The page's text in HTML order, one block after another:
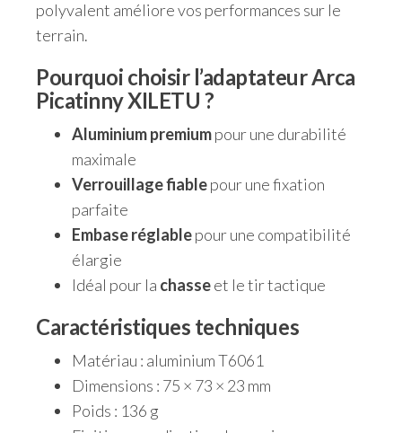
polyvalent améliore vos performances sur le
terrain.
Pourquoi choisir l’adaptateur Arca
Picatinny XILETU ?
Aluminium premiumpour une durabilité
maximale
Verrouillage fiablepour une fixation
parfaite
Embase réglablepour une compatibilité
élargie
Idéal pour la chasseet le tir tactique
Caractéristiques techniques
Matériau : aluminium T6061
Dimensions : 75 × 73 × 23 mm
Poids : 136 g